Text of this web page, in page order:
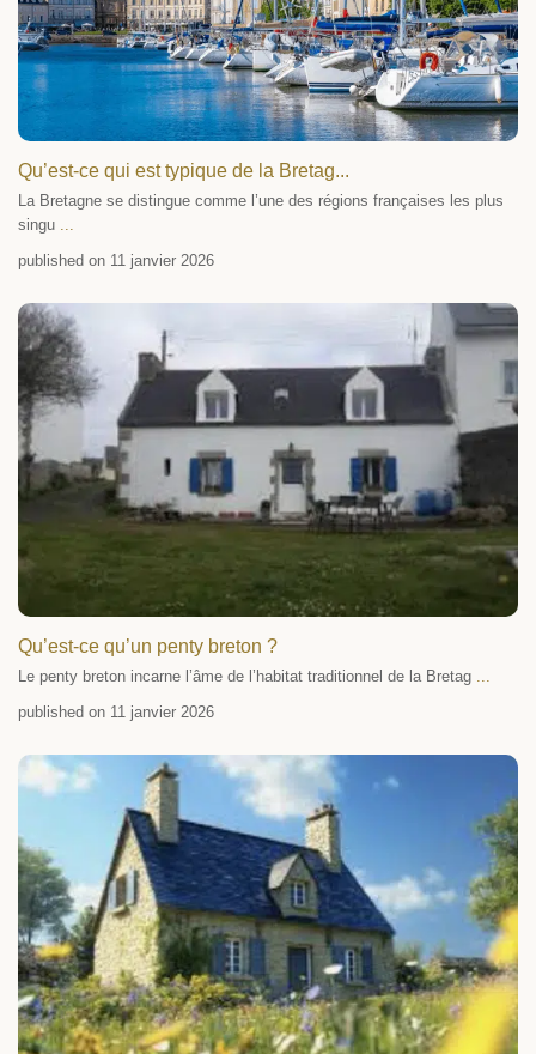
Qu’est-ce qui est typique de la Bretag...
La Bretagne se distingue comme l’une des régions françaises les plus
singu
published on 11 janvier 2026
Qu’est-ce qu’un penty breton ?
Le penty breton incarne l’âme de l’habitat traditionnel de la Bretag ...
published on 11 janvier 2026